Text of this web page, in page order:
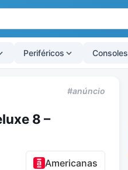
Periféricos Consoles
#anúncio
8 –
Americanas